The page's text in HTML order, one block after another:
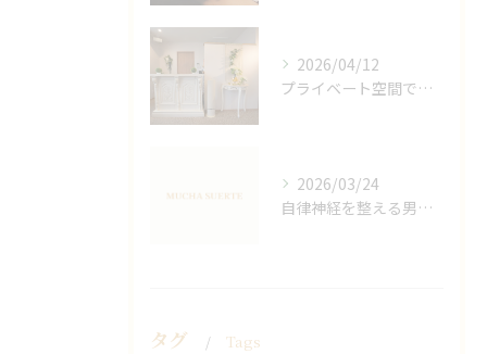
2026/04/12
プライベート空間で極上アロマリンパケアの効果
2026/03/24
自律神経を整える男性オイルマッサージ
タグ Tags